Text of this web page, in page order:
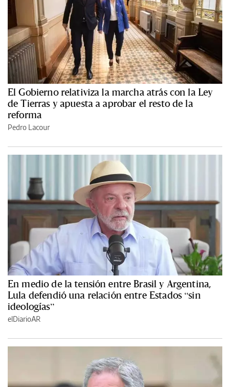
El Gobierno relativiza la marcha atrás con la Ley
de Tierras y apuesta a aprobar el resto de la
reforma
Pedro Lacour
En medio de la tensión entre Brasil y Argentina,
Lula defendió una relación entre Estados “sin
ideologías”
elDiarioAR